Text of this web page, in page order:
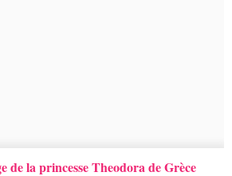
de la princesse Theodora de Grèce